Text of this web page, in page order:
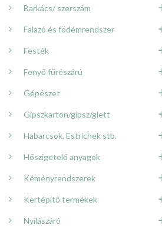
Barkács/ szerszám
Falazó és födémrendszer
Festék
Fenyő fűrészárú
Gépészet
Gipszkarton/gipsz/glett
Habarcsok, Estrichek stb.
Hőszigetelő anyagok
Kéményrendszerek
Kertépítő termékek
Nyílászáró